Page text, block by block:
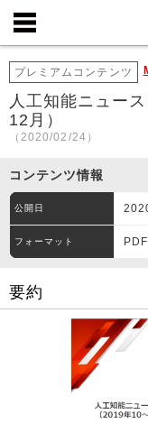
プレミアムコンテンツ
人工知能ニュー
12月）
（2020/02/24）
コンテンツ情報
公開日
フォーマット PDF
要約